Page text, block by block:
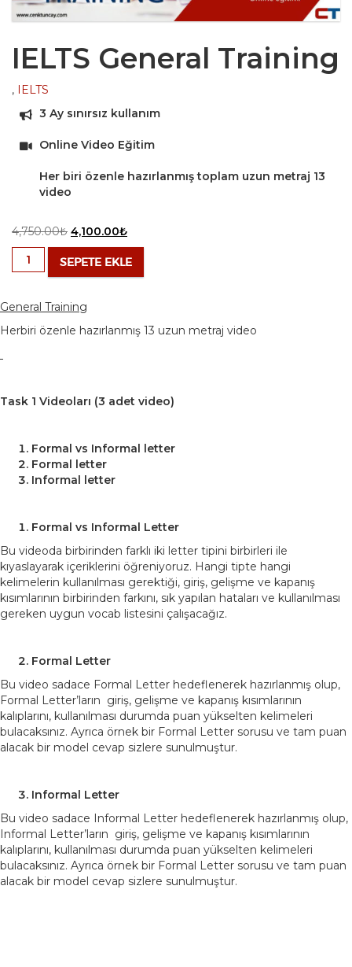
IELTS General Training
, IELTS
3 Ay sınırsız kullanım
Online Video Eğitim
Her biri özenle hazırlanmış toplam uzun metraj 13
video
4,750.00₺ Orijinal
fiyat:
4,750.00₺.
4,100.00₺Şu
andaki
fiyat:
4,100.00₺.
IELTS
General
adet
SEPETE EKLE
General Training
Herbiri özenle hazırlanmış 13 uzun metraj video
Task 1 Videoları (3 adet video)
Formal vs Informal letter
Formal letter
Informal letter
Formal vs Informal Letter
Bu videoda birbirinden farklı iki letter tipini birbirleri ile
kıyaslayarak içeriklerini öğreniyoruz. Hangi tipte hangi
kelimelerin kullanılması gerektiği, giriş, gelişme ve kapanış
kısımlarının birbirinden farkını, sık yapılan hataları ve kullanılması
gereken uygun vocab listesini çalışacağız.
Formal Letter
Bu video sadace Formal Letter hedeflenerek hazırlanmış olup,
Formal Letter’ların giriş, gelişme ve kapanış kısımlarının
kalıplarını, kullanılması durumda puan yükselten kelimeleri
bulacaksınız. Ayrıca örnek bir Formal Letter sorusu ve tam puan
alacak bir model cevap sizlere sunulmuştur.
Informal Letter
Bu video sadace Informal Letter hedeflenerek hazırlanmış olup,
Informal Letter’ların giriş, gelişme ve kapanış kısımlarının
kalıplarını, kullanılması durumda puan yükselten kelimeleri
bulacaksınız. Ayrıca örnek bir Formal Letter sorusu ve tam puan
alacak bir model cevap sizlere sunulmuştur.